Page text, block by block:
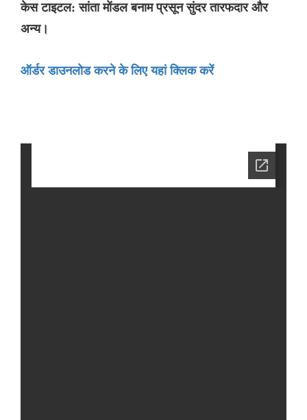
केस टाइटल: सांता मोंडल बनाम प्रसून सुंदर तारफदार और
अन्य।
ऑर्डर डाउनलोड करने के लिए यहां क्लिक करें